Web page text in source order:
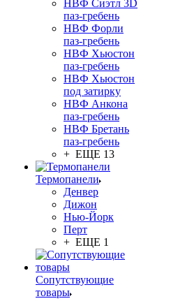
НВФ Сиэтл 3D
паз-гребень
НВФ Форли
паз-гребень
НВФ Хьюстон
паз-гребень
НВФ Хьюстон
под затирку
НВФ Анкона
паз-гребень
НВФ Бретань
паз-гребень
+ ЕЩЕ 13
Термопанели
Денвер
Дижон
Нью-Йорк
Перт
+ ЕЩЕ 1
Сопутствующие
товары